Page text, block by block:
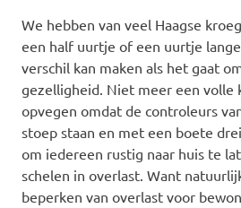
We hebben van veel Haagse
een half uurtje of een uurtje
verschil kan maken als het gaat
gezelligheid. Niet meer een volle
opvegen omdat de controleurs
stoep staan en met een boete
om iedereen rustig naar huis te
schelen in overlast. Want
beperken van overlast voor